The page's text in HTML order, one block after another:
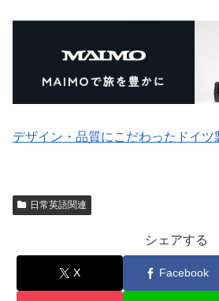
デザイン・品質にこだわったドイツ
日常英語関連
シェアする
X Facebook